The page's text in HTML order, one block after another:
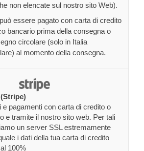
non elencate sul nostro sito Web).
essere pagato con carta di credito
bancario prima della consegna o
circolare (solo in Italia
al momento della consegna.
e pagamenti con carta di credito o
e tramite il nostro sito web. Per tali
un server SSL estremamente
i dati della tua carta di credito
100%